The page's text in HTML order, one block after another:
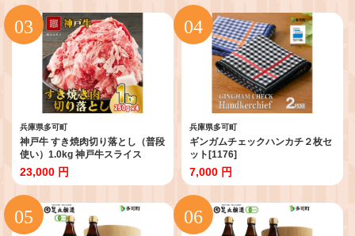
兵庫県多可町
神戸牛 すき焼肉切り落とし（普段
使い）1.0kg 神戸牛スライス
250g×4p [1090]
23,000 円
兵庫県多可町
ギンガムチェックハンカチ２枚セ
ット[1176]
7,000 円